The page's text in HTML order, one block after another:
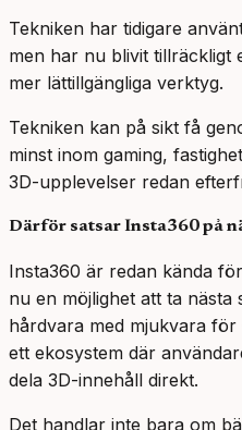
Tekniken har tidigare
men har nu blivit tillräckligt
mer lättillgängliga verktyg.
Tekniken kan på sikt få
minst inom gaming,
3D-upplevelser redan
Därför satsar Insta360 på
Insta360 är redan kända
nu en möjlighet att ta nästa
hårdvara med mjukvara för
ett ekosystem där
dela 3D-innehåll direkt.
Det handlar inte bara om